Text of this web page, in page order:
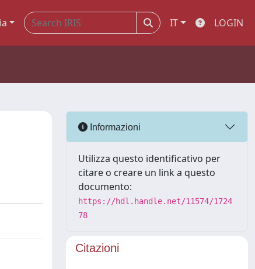
IT LOGIN
Informazioni
Utilizza questo identificativo per
citare o creare un link a questo
documento:
https://hdl.handle.net/11574/1724
78
Citazioni